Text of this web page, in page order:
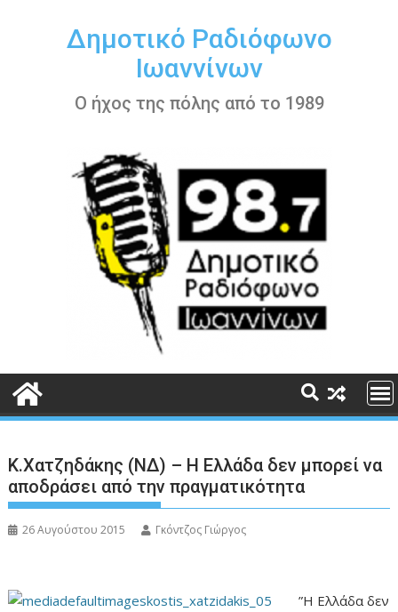
περιεχόμενοΔημοτικό Ραδιόφωνο
Ιωαννίνων
Ο ήχος της πόλης από το 1989
Κ.Χατζηδάκης (ΝΔ) – Η Ελλάδα δεν μπορεί να
αποδράσει από την πραγματικότητα
26 Αυγούστου 2015 Γκόντζος Γιώργος
”Η Ελλάδα δεν